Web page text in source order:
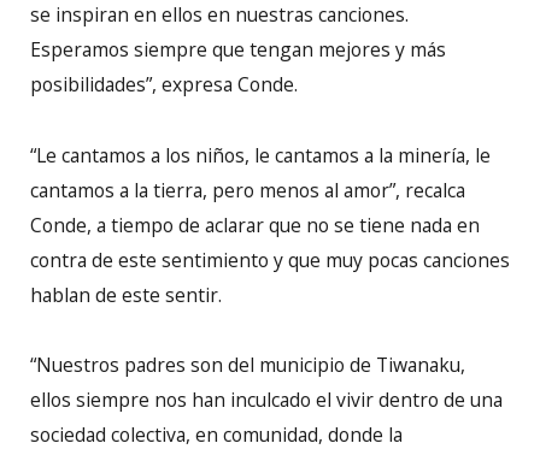
se inspiran en ellos en nuestras canciones.
Esperamos siempre que tengan mejores y más
posibilidades”, expresa Conde.
“Le cantamos a los niños, le cantamos a la minería, le
cantamos a la tierra, pero menos al amor”, recalca
Conde, a tiempo de aclarar que no se tiene nada en
contra de este sentimiento y que muy pocas canciones
hablan de este sentir.
“Nuestros padres son del municipio de Tiwanaku,
ellos siempre nos han inculcado el vivir dentro de una
sociedad colectiva, en comunidad, donde la